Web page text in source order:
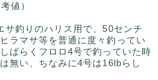
値）
サ釣りのハリス用で、50センチ
ラマサ等を普通に度々釣ってい
ばらくフロロ4号で釣っていた時
無い、ちなみに4号は16lbらし